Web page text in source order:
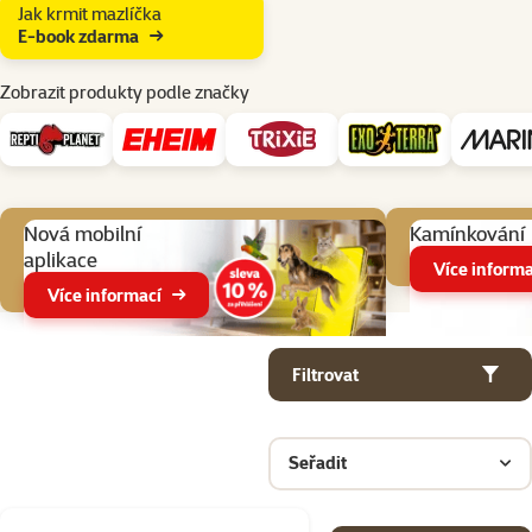
Jak krmit mazlíčka
E-book zdarma
Zobrazit produkty podle značky
Nová mobilní
aplikace
Více informací
Kamínkování
Více
Filtrovat
Seřadit
Produkty v kategorii Terarijní technika